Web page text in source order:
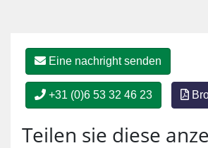
Eine nachright senden
+31 (0)6 53 32 46 23
Teilen sie diese